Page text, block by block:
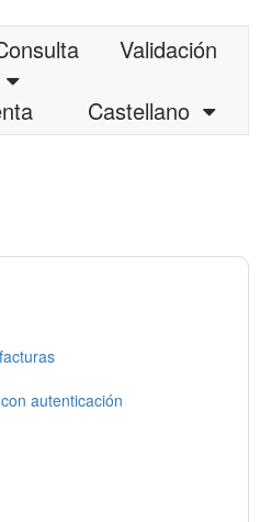
Validación
Castellano
autenticación